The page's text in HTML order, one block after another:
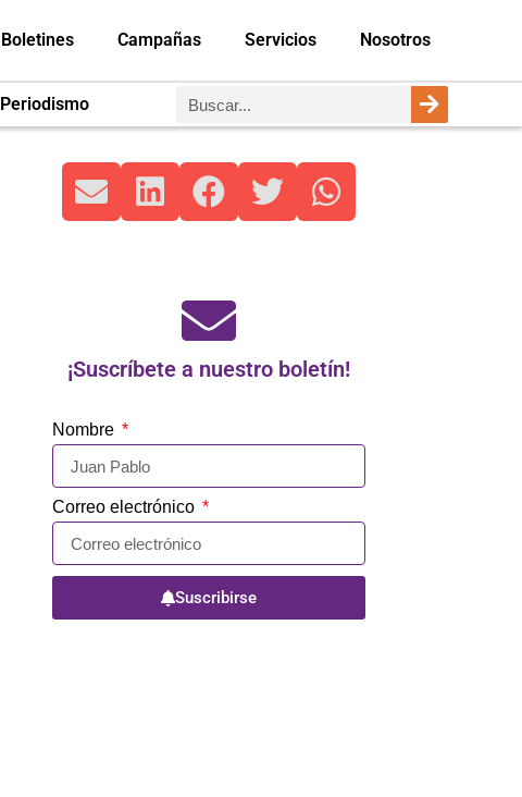
Boletines Campañas Servicios Nosotros
Periodismo
¡Suscríbete a nuestro boletín!
Nombre
Correo electrónico
Suscribirse